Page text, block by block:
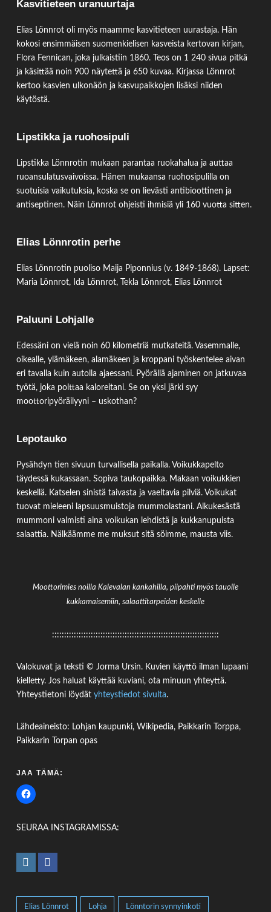
Kasvitieteen uranuurtaja
Elias Lönnrot oli myös maamme kasvitieteen uurastaja. Hän
kokosi ensimmäisen suomenkielisen kasveista kertovan kirjan,
Flora Fennican, joka julkaistiin 1860. Teos on 1 240 sivua pitkä
ja käsittää noin 900 näytettä ja 650 kuvaa. Kirjassa Lönnrot
kertoo kasvien ulkonäön ja kasvupaikkojen lisäksi niiden
käytöstä.
Lipstikka ja ruohosipuli
Lipstikka Lönnrotin mukaan parantaa ruokahalua ja auttaa
ruoansulatusvaivoissa. Hänen mukaansa ruohosipulilla on
suotuisia vaikutuksia, koska se on lievästi antibioottinen ja
antiseptinen. Näin Lönnrot ohjeisti ihmisiä yli 160 vuotta sitten.
Elias Lönnrotin perhe
Elias Lönnrotin puoliso Maija Piponnius (v. 1849-1868). Lapset:
Maria Lönnrot, Ida Lönnrot, Tekla Lönnrot, Elias Lönnrot
Paluuni Lohjalle
Edessäni on vielä noin 60 kilometriä mutkateitä. Vasemmalle,
oikealle, ylämäkeen, alamäkeen ja kroppani työskentelee aivan
eri tavalla kuin autolla ajaessani. Pyörällä ajaminen on jatkuvaa
työtä, joka polttaa kaloreitani. Se on yksi järki syy
moottoripyöräilyyni – uskothan?
Lepotauko
Pysähdyn tien sivuun turvallisella paikalla. Voikukkapelto
täydessä kukassaan. Sopiva taukopaikka. Makaan voikukkien
keskellä. Katselen sinistä taivasta ja vaeltavia pilviä. Voikukat
tuovat mieleeni lapsuusmuistoja mummolastani. Alkukesästä
mummoni valmisti aina voikukan lehdistä ja kukkanupuista
salaattia. Nälkäämme me muksut sitä söimme, mausta viis.
Moottorimies noilla Kalevalan kankahilla, piipahti myös tauolle
kukkamaisemiin, salaattitarpeiden keskelle
:::::::::::::::::::::::::::::::::::::::::::::::::::::::::::::::::::::
Valokuvat ja teksti © Jorma Ursin. Kuvien käyttö ilman lupaani
kielletty. Jos haluat käyttää kuviani, ota minuun yhteyttä.
Yhteystietoni löydät yhteystiedot sivulta.
Lähdeaineisto: Lohjan kaupunki, Wikipedia, Paikkarin Torppa,
Paikkarin Torpan opas
JAA TÄMÄ:
SEURAA INSTAGRAMISSA:
Elias Lönnrot Lohja Lönntorin synnyinkoti